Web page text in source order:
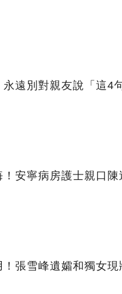
永遠別對親友說「這4
！安寧病房護士親口
張雪峰遺孀和獨女